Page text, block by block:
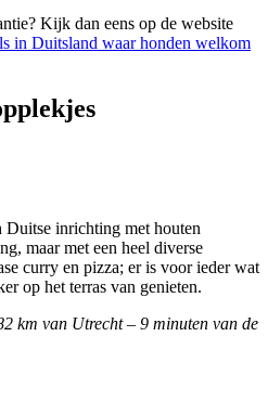
Kijk dan eens op de website
in Duitsland waar honden welkom
Duitse inrichting met houten
maar met een heel diverse
curry en pizza; er is voor ieder wat
op het terras van genieten.
km van Utrecht – 9 minuten van de